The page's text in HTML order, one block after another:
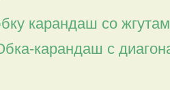
карандаш со
карандаш с